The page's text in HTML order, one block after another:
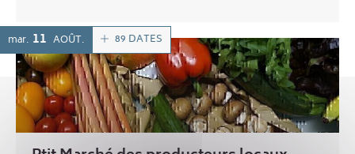
89 DATES
mar. 11 AOÛT